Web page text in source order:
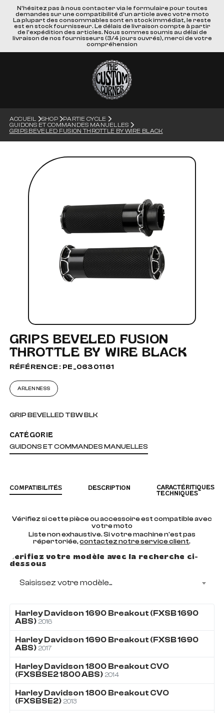
N'hésitez pas à nous contacter via le formulaire pour toutes
demandes sur une compatibilité d'un article avec votre moto
La plupart des consommables sont en stock immédiat, le reste
est en stock fournisseur. Le délais de livraison compte à partir
de l'expédition des articles. Nous sommes soumis au délai de
livraison de nos fournisseurs (3/4 jours ouvrés), merci de votre
compréhension
ACCUEIL SHOP
PARTIE CYCLE
GUIDONS ET COMMANDES MANUELLES
GRIPS BEVELED FUSION THROTTLE BY WIRE BLACK
GRIPS BEVELED FUSION
THROTTLE BY WIRE BLACK
RÉFÉRENCE : PE_06301161
ARLEN NESS
GRIP BEVELLED TBW BLK
CATÉGORIE
GUIDONS ET COMMANDES MANUELLES
COMPATIBILITÉS DESCRIPTION
CARACTÉRITIQUES
TECHNIQUES
Vérifiez si cette pièce ou accessoire est compatible avec
votre moto
Liste non exhaustive. Si votre machine n'est pas
répertoriée,contactez notre service client.
Vérifiez votre modèle avec la recherche ci-
dessous
Saisissez votre modèle...
Harley Davidson 1690 Breakout (FXSB 1690
ABS) 2016
Harley Davidson 1690 Breakout (FXSB 1690
ABS) 2017
Harley Davidson 1800 Breakout CVO
(FXSBSE2 1800 ABS) 2014
Harley Davidson 1800 Breakout CVO
(FXSBSE2) 2013